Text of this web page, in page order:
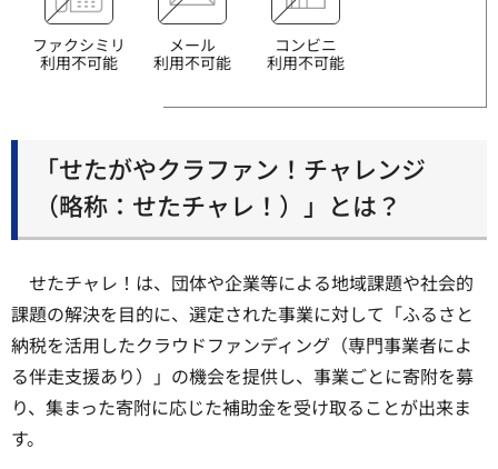
ファクシミリ
利用不可能
メール
利用不可能
コンビニ
利用不可能
「せたがやクラファン！チャレンジ
（略称：せたチャレ！）」とは？
せたチャレ！は、団体や企業等による地域課題や社会的
課題の解決を目的に、選定された事業に対して「ふるさと
納税を活用したクラウドファンディング（専門事業者によ
る伴走支援あり）」の機会を提供し、事業ごとに寄附を募
り、集まった寄附に応じた補助金を受け取ることが出来ま
す。